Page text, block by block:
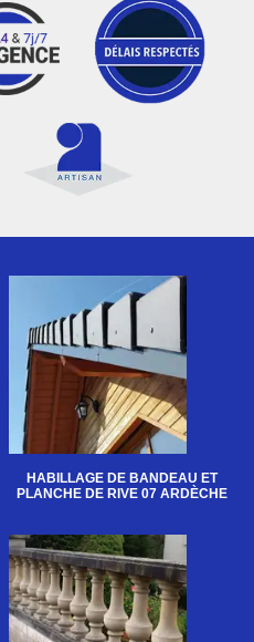
HABILLAGE DE BANDEAU ET
PLANCHE DE RIVE 07 ARDÈCHE